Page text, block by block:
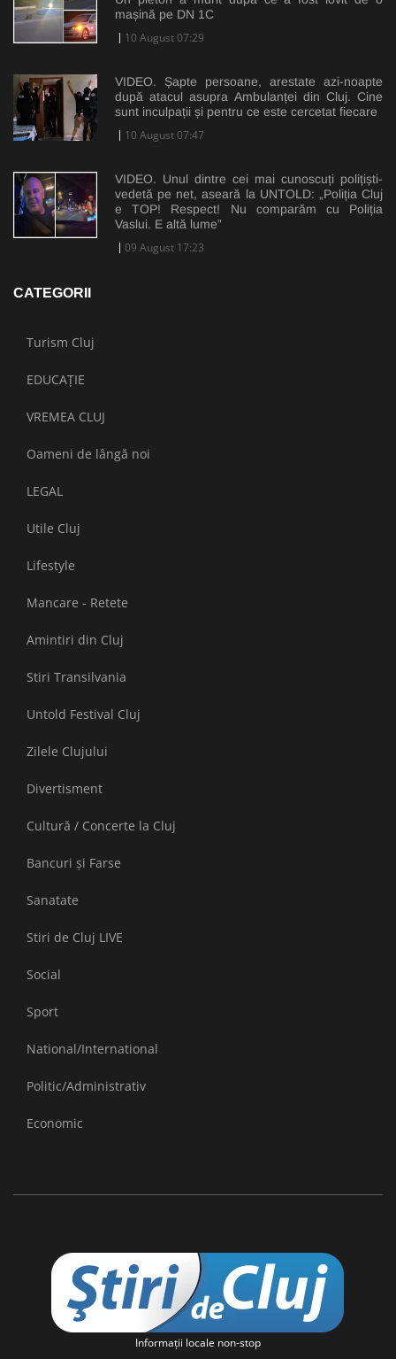
mașină pe DN 1C
10 August 07:29
VIDEO. Șapte persoane, arestate azi-noapte
după atacul asupra Ambulanței din Cluj. Cine
sunt inculpații și pentru ce este cercetat fiecare
10 August 07:47
VIDEO. Unul dintre cei mai cunoscuți polițiști-
vedetă pe net, aseară la UNTOLD: „Poliția Cluj
e TOP! Respect! Nu comparăm cu Poliția
Vaslui. E altă lume”
09 August 17:23
CATEGORII
Turism Cluj
EDUCAȚIE
VREMEA CLUJ
Oameni de lângă noi
LEGAL
Utile Cluj
Lifestyle
Mancare - Retete
Amintiri din Cluj
Stiri Transilvania
Untold Festival Cluj
Zilele Clujului
Divertisment
Cultură / Concerte la Cluj
Bancuri și Farse
Sanatate
Stiri de Cluj LIVE
Social
Sport
National/International
Politic/Administrativ
Economic
Informaţii locale non-stop